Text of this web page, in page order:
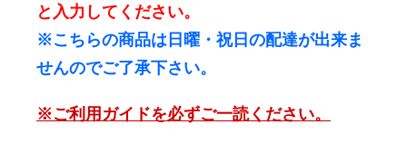
と入力してください。
※こちらの商品は日曜・祝日の配達が出来ま
せんのでご了承下さい。
※ご利用ガイドを必ずご一読ください。